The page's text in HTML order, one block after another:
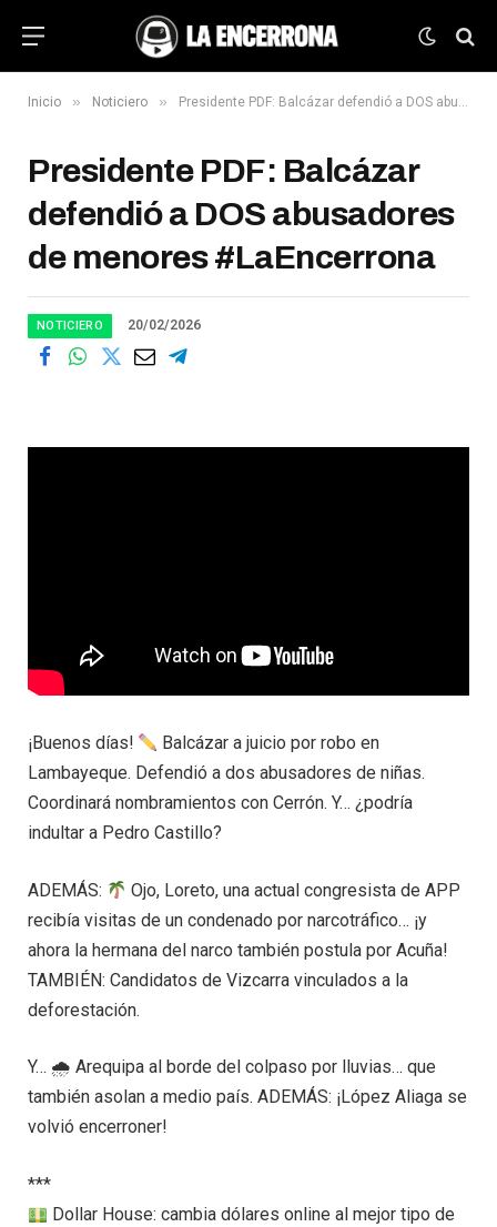
Inicio » Noticiero » Presidente PDF: Balcázar defendió a DOS abusadores de menores #LaEncerrona
Presidente PDF: Balcázar
defendió a DOS abusadores
de menores #LaEncerrona
NOTICIERO 20/02/2026
¡Buenos días!
Balcázar a juicio por robo en
Lambayeque. Defendió a dos abusadores de niñas.
Coordinará nombramientos con Cerrón. Y… ¿podría
indultar a Pedro Castillo?
ADEMÁS:
Ojo, Loreto, una actual congresista de APP
recibía visitas de un condenado por narcotráfico… ¡y
ahora la hermana del narco también postula por Acuña!
TAMBIÉN: Candidatos de Vizcarra vinculados a la
deforestación.
Y… 🌧 Arequipa al borde del colpaso por lluvias… que
también asolan a medio país. ADEMÁS: ¡López Aliaga se
volvió encerroner!
***
Dollar House: cambia dólares online al mejor tipo de